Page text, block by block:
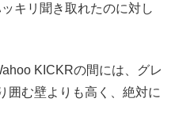
キリ聞き取れたのに対し
KICKRの間には、グレ
囲む壁よりも高く、絶対に